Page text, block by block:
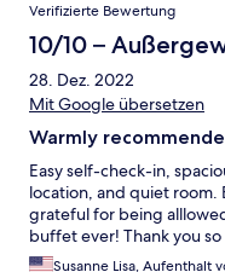
Verifizierte Bewertung
10/10 –
28. Dez. 2022
Mit Google übersetzen
Warmly
Easy self-check-in,
location, and quiet
grateful for being
buffet ever! Thank you so
Susanne Lisa, Aufenthalt